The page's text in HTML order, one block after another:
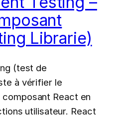
Librarie)
(test de
à vérifier le
React en
utilisateur. React